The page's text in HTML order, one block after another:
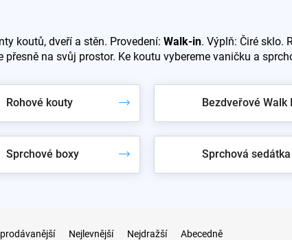
koutů, dveří a stěn. Provedení: Walk-in. Výplň: Čiré sklo.
na svůj prostor. Ke koutu vybereme vaničku a
Rohové kouty Bezdveřové Walk
Sprchové boxy Sprchová sedátka
Nejlevnější Nejdražší Abecedně